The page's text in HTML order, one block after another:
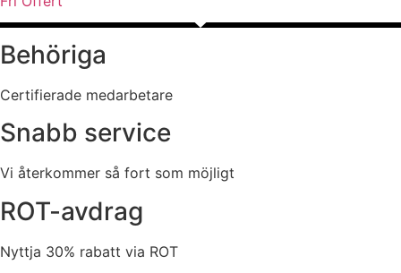
Behöriga
Certifierade medarbetare
Snabb service
Vi återkommer så fort som möjligt
ROT-avdrag
Nyttja 30% rabatt via ROT